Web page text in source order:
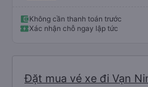
bạn ấy nha. Nếu bạn ấy bị trừ thì bảo bạn
trợ ạ. Số mình đuôi 666, chuyến ĐH-NT
iu còn đổi cho mình phòng đơn sang đôi
Không cần thanh toán trước
Xác nhận chỗ ngay lập tức
Đặt mua vé xe đi Vạn